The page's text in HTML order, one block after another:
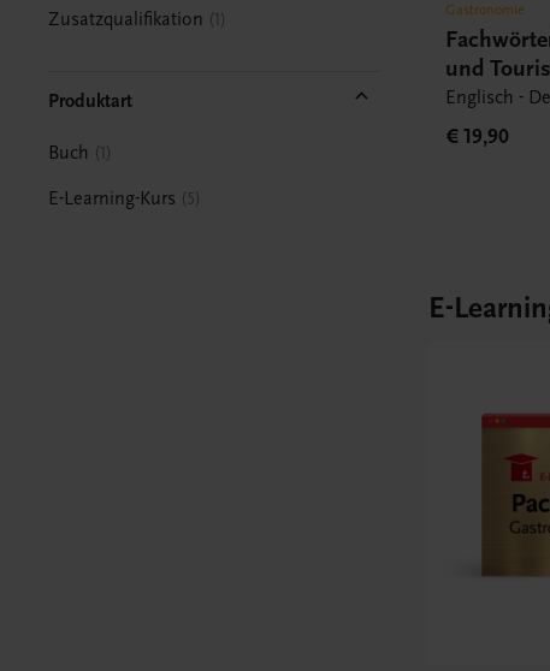
Zusatzqualifikation 1
Produktart
Buch 1
E-Learning-Kurs 5
Gastronomie
und
Englisch -
€ 19,90
E-